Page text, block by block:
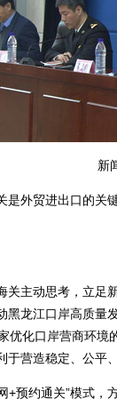
新
贸进出口的关
动思考，立足新
龙江口岸高质量
优化口岸营商环
营造稳定、公平
约通关”模式，